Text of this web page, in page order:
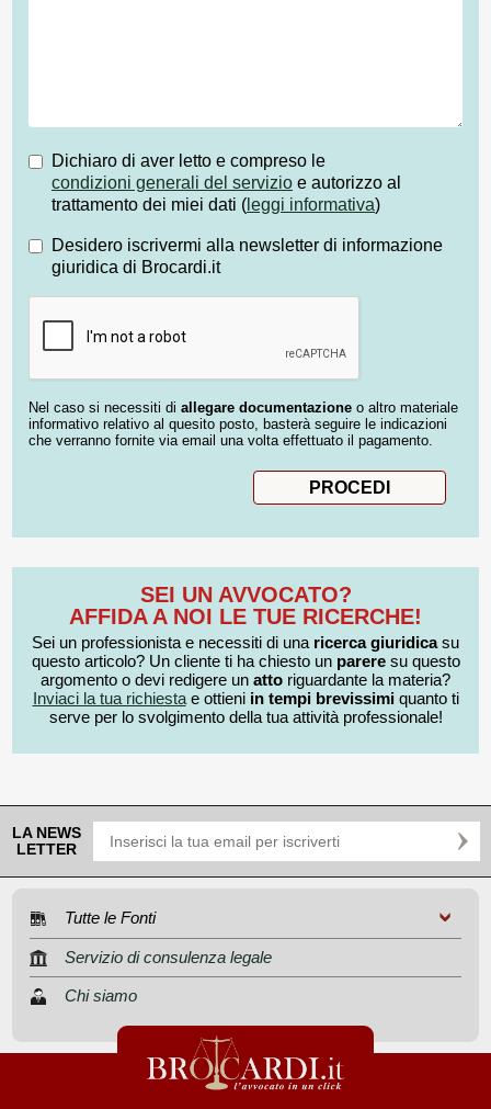
Dichiaro di aver letto e compreso le
condizioni generali del servizio e autorizzo al
trattamento dei miei dati ( leggi informativa)
Desidero iscrivermi alla newsletter di informazione
giuridica di Brocardi.it
Nel caso si necessiti di allegare documentazione o altro materiale
informativo relativo al quesito posto, basterà seguire le indicazioni
che verranno fornite via email una volta effettuato il pagamento.
SEI UN AVVOCATO?
AFFIDA A NOI LE TUE RICERCHE!
Sei un professionista e necessiti di una ricerca giuridicasu
questo articolo? Un cliente ti ha chiesto un pareresu questo
argomento o devi redigere un atto riguardante la materia?
Inviaci la tua richiestae ottieni in tempi brevissimiquanto ti
serve per lo svolgimento della tua attività professionale!
LA NEWS
LETTER
Tutte le Fonti
Servizio di consulenza legale
Chi siamo